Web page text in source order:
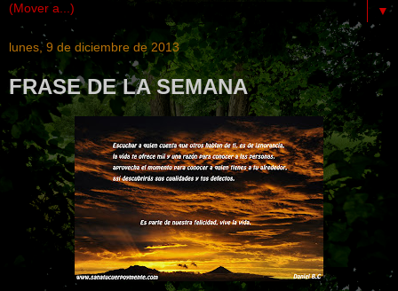
▼
lunes, 9 de diciembre de 2013
FRASE DE LA SEMANA